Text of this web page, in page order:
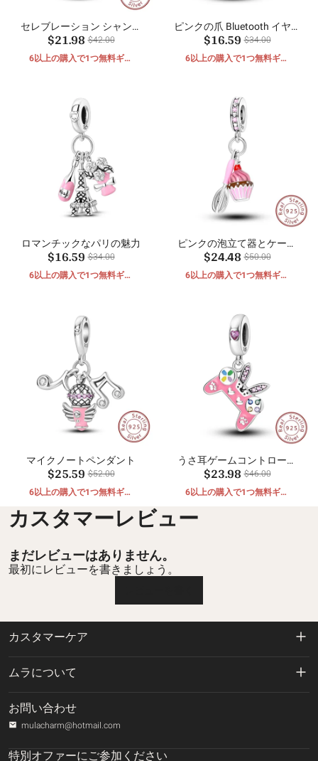
セレブレーション シャンパ
ン クランプ ペンダント
$21.98 $42.00
6以上の購入で1つ無料ギフ
ピンクの爪 Bluetooth イヤホ
ン ペンダント
$16.59 $34.00
6以上の購入で1つ無料ギフ
ロマンチックなパリの魅力
$16.59 $34.00
6以上の購入で1つ無料ギフ
ピンクの泡立て器とケーキ
ペンダント
$24.48 $50.00
6以上の購入で1つ無料ギフ
マイクノートペンダント
$25.59 $52.00
6以上の購入で1つ無料ギフ
うさ耳ゲームコントローラ
ーペンダント
$23.98 $46.00
6以上の購入で1つ無料ギフ
カスタマーレビュー
まだレビューはありません。
最初にレビューを書きましょう。
カスタマーケア
プライバシーポリシー
利用規約
ムラについて
ご注文の追跡
お問い合わせ
mulacharm@hotmail.com
特別オファーにご参加ください